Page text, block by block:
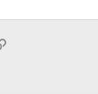
Link